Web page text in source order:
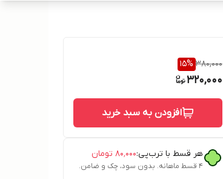
380,000
15%
320,000
افزودن به سبد خرید
هر قسط با ترب‌پی:۸۰٬۰۰۰ تومان
۴ قسط ماهانه. بدون سود، چک و ضامن.